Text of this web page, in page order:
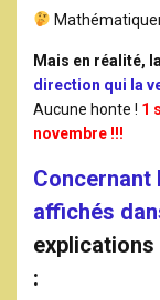
Mais en réalité,
direction qui la
Aucune honte ! 1
novembre !!!
Concernant
affichés
: